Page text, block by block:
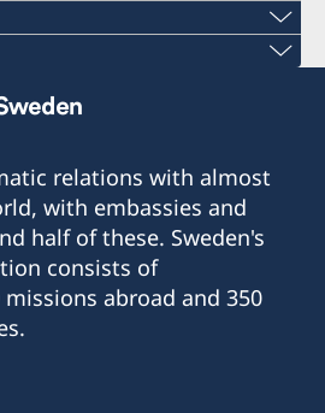
区北7条西1丁目2-6 NCO
式会社内
際は、事前にEメールでの予
除く） 10:00～12:00
市青柳3108-3
への訪問の際は事前にEメー
。
央区栄町通4‐2‐18
への訪問の際は事前にEメー
relations with almost
with embassies and
half of these. Sweden's
consists of
abroad and 350